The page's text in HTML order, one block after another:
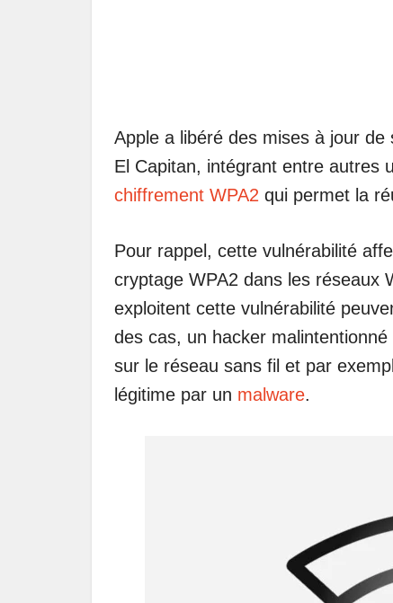
Apple a libéré des mises à jour de
El Capitan, intégrant entre autres
chiffrement WPA2 qui permet la
Pour rappel, cette vulnérabilité
cryptage WPA2 dans les réseaux
exploitent cette vulnérabilité
des cas, un hacker
sur le réseau sans fil et par
légitime par un malware.